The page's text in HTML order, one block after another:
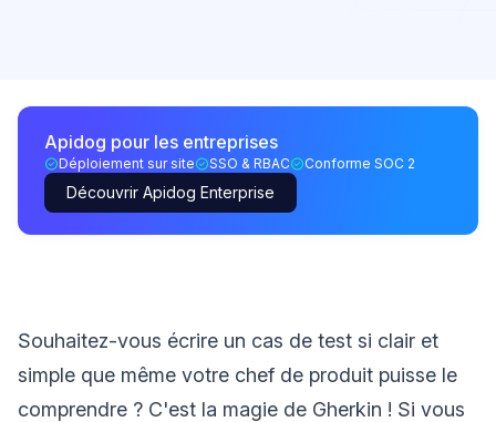
Apidog pour les entreprises
Déploiement sur site SSO & RBAC Conforme SOC 2
Découvrir Apidog Enterprise
Souhaitez-vous écrire un cas de test si clair et
simple que même votre chef de produit puisse le
comprendre ? C'est la magie de Gherkin ! Si vous